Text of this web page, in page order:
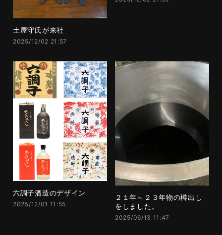
土屋守氏が来社
2025/12/02 21:57
六調子酒造のデザイン
2025/12/01 11:55
２１年～２３年物の樽出し
をしました。
2025/06/13 11:47